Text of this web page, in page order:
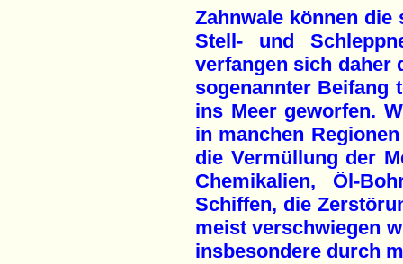
Zahnwale können die
Stell- und
verfangen sich daher
sogenannter Beifang
ins Meer geworfen.
in manchen
die Vermüllung der
Chemikalien, Öl-
Schiffen, die
meist verschwiegen
insbesondere durch